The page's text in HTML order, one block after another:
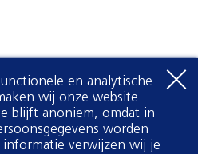
en analytische
wij onze website
blijft anoniem, omdat in
worden
informatie verwijzen wij je